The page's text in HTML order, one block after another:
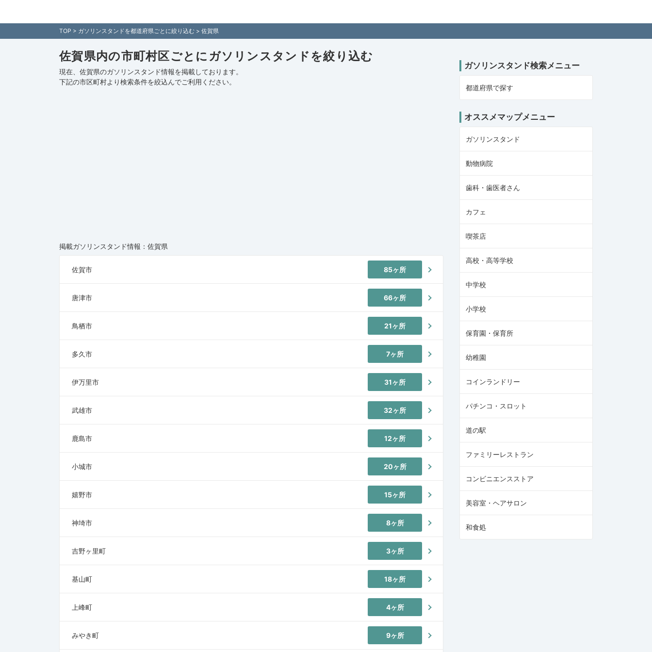
TOP > ガソリンスタンドを都道府県ごとに絞り込む > 佐賀県
佐賀県内の市町村区ごとにガソリンスタンドを絞り込む
現在、佐賀県のガソリンスタンド情報を掲載しております。
下記の市区町村より検索条件を絞込んでご利用ください。
掲載ガソリンスタンド情報：佐賀県
佐賀市 85ヶ所
唐津市 66ヶ所
鳥栖市 21ヶ所
多久市 7ヶ所
伊万里市 31ヶ所
武雄市 32ヶ所
鹿島市 12ヶ所
小城市 20ヶ所
嬉野市 15ヶ所
神埼市 8ヶ所
吉野ヶ里町 3ヶ所
基山町 18ヶ所
上峰町 4ヶ所
みやき町 9ヶ所
ガソリンスタンド検索メニュー
都道府県で探す
オススメマップメニュー
ガソリンスタンド
動物病院
歯科・歯医者さん
カフェ
喫茶店
高校・高等学校
中学校
小学校
保育園・保育所
幼稚園
コインランドリー
パチンコ・スロット
道の駅
ファミリーレストラン
コンビニエンスストア
美容室・ヘアサロン
和食処